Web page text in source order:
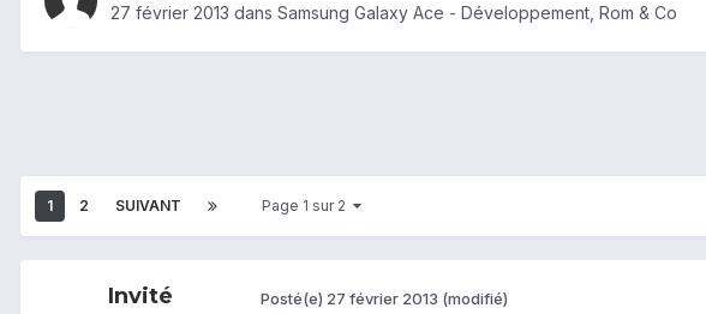
27 février 2013 dans Samsung Galaxy Ace - Développement, Rom & Co
1 2 SUIVANT Page 1 sur 2
Invité Posté(e) 27 février 2013 (modifié)